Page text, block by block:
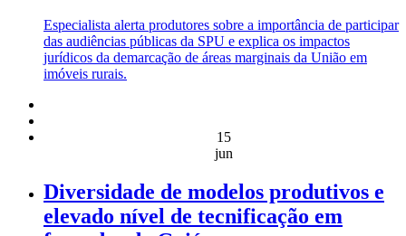
Especialista alerta produtores sobre a importância de participar
das audiências públicas da SPU e explica os impactos
jurídicos da demarcação de áreas marginais da União em
imóveis rurais.
15
jun
Diversidade de modelos produtivos e
elevado nível de tecnificação em